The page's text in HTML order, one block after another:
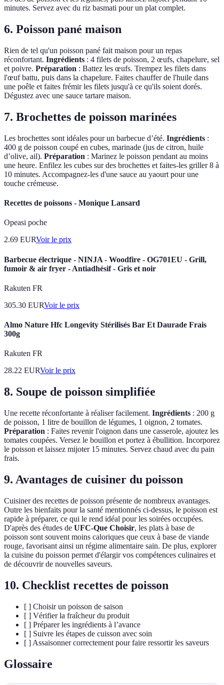
minutes. Servez avec du riz basmati pour un plat complet.
6. Poisson pané maison
Rien de tel qu'un poisson pané fait maison pour un repas
réconfortant. Ingrédients : 4 filets de poisson, 2 œufs, chapelure, sel
et poivre. Préparation : Battez les œufs. Trempez les filets dans
l'œuf battu, puis dans la chapelure. Faites chauffer de l'huile dans
une poêle et faites frémir les filets jusqu'à ce qu'ils soient dorés.
Dégustez avec une sauce tartare maison.
7. Brochettes de poisson marinées
Les brochettes sont idéales pour un barbecue d’été. Ingrédients :
400 g de poisson coupé en cubes, marinade (jus de citron, huile
d’olive, ail). Préparation : Marinez le poisson pendant au moins
une heure. Enfilez les cubes sur des brochettes et faites-les griller 8 à
10 minutes. Accompagnez-les d'une sauce au yaourt pour une
touche crémeuse.
Recettes de poissons - Monique Lansard
Opeasi poche
2.69 EURVoir le prix
Barbecue électrique - NINJA - Woodfire - OG701EU - Grill,
fumoir & air fryer - Antiadhésif - Gris et noir
Rakuten FR
305.30 EURVoir le prix
Almo Nature Hfc Longevity Stérilisés Bar Et Daurade Frais
300g
Rakuten FR
28.22 EURVoir le prix
8. Soupe de poisson simplifiée
Une recette réconfortante à réaliser facilement. Ingrédients : 200 g
de poisson, 1 litre de bouillon de légumes, 1 oignon, 2 tomates.
Préparation : Faites revenir l'oignon dans une casserole, ajoutez les
tomates coupées. Versez le bouillon et portez à ébullition. Incorporez
le poisson et laissez mijoter 15 minutes. Servez chaud avec du pain
frais.
9. Avantages de cuisiner du poisson
Cuisiner des recettes de poisson présente de nombreux avantages.
Outre les bienfaits pour la santé mentionnés ci-dessus, le poisson est
rapide à préparer, ce qui le rend idéal pour les soirées occupées.
D'après des études de UFC-Que Choisir, les plats à base de
poisson sont souvent moins caloriques que ceux à base de viande
rouge, favorisant ainsi un régime alimentaire sain. De plus, explorer
la cuisine du poisson permet d'élargir vos compétences culinaires et
de découvrir de nouvelles saveurs.
10. Checklist recettes de poisson
[ ] Choisir un poisson de saison
[ ] Vérifier la fraîcheur du produit
[ ] Préparer les ingrédients à l’avance
[ ] Suivre les étapes de cuisson avec soin
[ ] Assaisonner correctement pour faire ressortir les saveurs
Glossaire